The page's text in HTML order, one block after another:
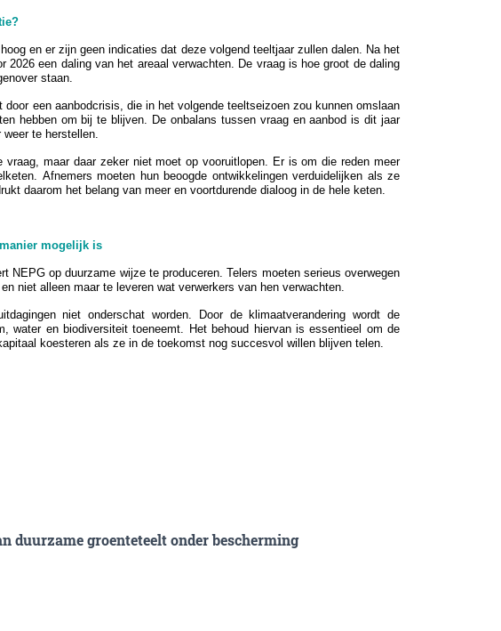
en er zijn geen indicaties dat deze volgend teeltjaar zullen dalen. Na het
een daling van het areaal verwachten. De vraag is hoe groot de daling
staan.
een aanbodcrisis, die in het volgende teeltseizoen zou kunnen omslaan
hebben om bij te blijven. De onbalans tussen vraag en aanbod is dit jaar
te herstellen.
maar daar zeker niet moet op vooruitlopen. Er is om die reden meer
Afnemers moeten hun beoogde ontwikkelingen verduidelijken als ze
daarom het belang van meer en voortdurende dialoog in de hele keten.
mogelijk is
NEPG op duurzame wijze te produceren. Telers moeten serieus overwegen
niet alleen maar te leveren wat verwerkers van hen verwachten.
niet onderschat worden. Door de klimaatverandering wordt de
water en biodiversiteit toeneemt. Het behoud hiervan is essentieel om de
koesteren als ze in de toekomst nog succesvol willen blijven telen.
duurzame groenteteelt onder bescherming